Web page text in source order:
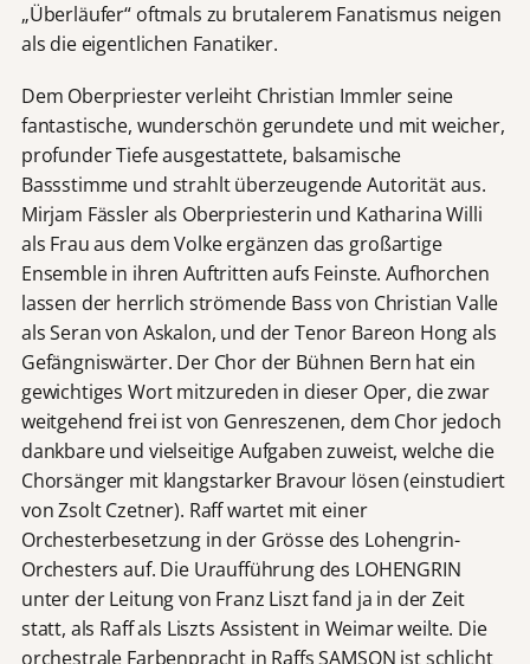
„Überläufer“ oftmals zu brutalerem Fanatismus neigen
als die eigentlichen Fanatiker.
Dem Oberpriester verleiht Christian Immler seine
fantastische, wunderschön gerundete und mit weicher,
profunder Tiefe ausgestattete, balsamische
Bassstimme und strahlt überzeugende Autorität aus.
Mirjam Fässler als Oberpriesterin und Katharina Willi
als Frau aus dem Volke ergänzen das großartige
Ensemble in ihren Auftritten aufs Feinste. Aufhorchen
lassen der herrlich strömende Bass von Christian Valle
als Seran von Askalon, und der Tenor Bareon Hong als
Gefängniswärter. Der Chor der Bühnen Bern hat ein
gewichtiges Wort mitzureden in dieser Oper, die zwar
weitgehend frei ist von Genreszenen, dem Chor jedoch
dankbare und vielseitige Aufgaben zuweist, welche die
Chorsänger mit klangstarker Bravour lösen (einstudiert
von Zsolt Czetner). Raff wartet mit einer
Orchesterbesetzung in der Grösse des Lohengrin-
Orchesters auf. Die Uraufführung des LOHENGRIN
unter der Leitung von Franz Liszt fand ja in der Zeit
statt, als Raff als Liszts Assistent in Weimar weilte. Die
orchestrale Farbenpracht in Raffs SAMSON ist schlicht